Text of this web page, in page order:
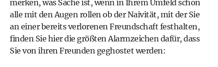
merken, was Sache ist, wenn in Ihrem Umfeld schon
alle mit den Augen rollen ob der Naivität, mit der Sie
an einer bereits verlorenen Freundschaft festhalten,
finden Sie hier die größten Alarmzeichen dafür, dass
Sie von ihren Freunden geghostet werden: